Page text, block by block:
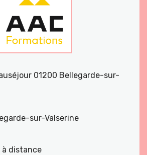
01200 Bellegarde-sur-
sur-Valserine
à distance